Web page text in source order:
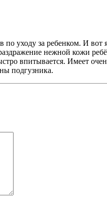
по уходу за ребенком. И
нежной кожи
впитывается. Имеет
подгузника.